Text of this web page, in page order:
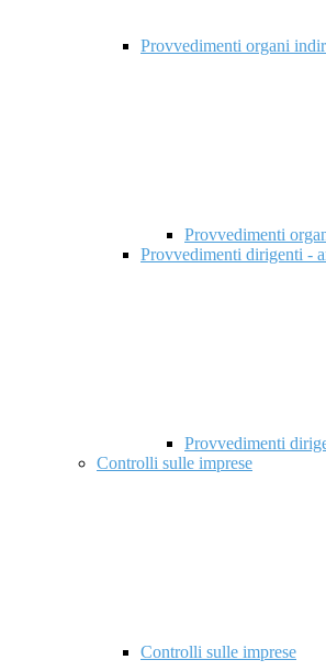
Provvedimenti organi
Provvedimenti
Provvedimenti dirigenti -
Provvedimenti
Controlli sulle imprese
Controlli sulle imprese